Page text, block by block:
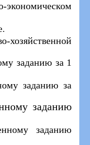
заданию за 1
заданию за
заданию
заданию